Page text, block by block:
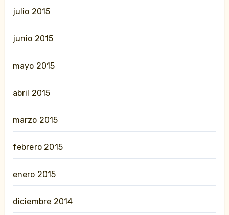
julio 2015
junio 2015
mayo 2015
abril 2015
marzo 2015
febrero 2015
enero 2015
diciembre 2014